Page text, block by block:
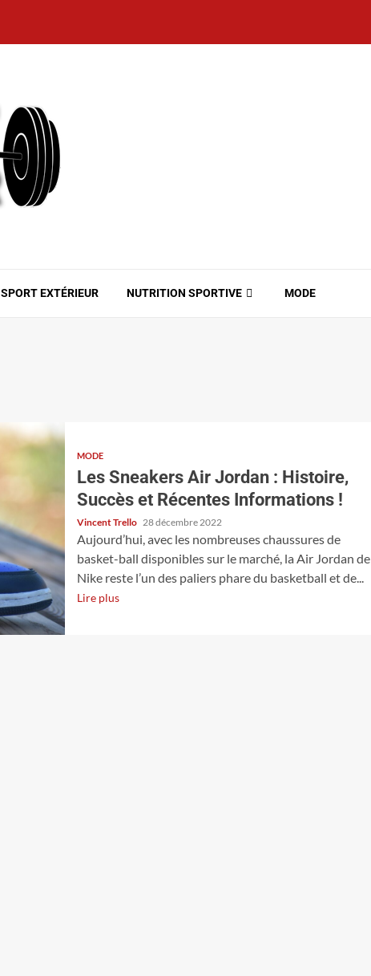
SPORT EXTÉRIEUR NUTRITION SPORTIVE MODE
MODE
Les Sneakers Air Jordan : Histoire,
Succès et Récentes Informations !
Vincent Trello 28 décembre 2022
Aujourd’hui, avec les nombreuses chaussures de
basket-ball disponibles sur le marché, la Air Jordan de
Nike reste l’un des paliers phare du basketball et de...
Lire plus